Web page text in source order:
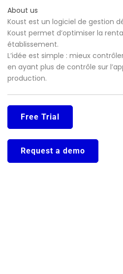
About us
Koust est un logiciel de gestion
Koust permet d’optimiser la
établissement.
L’idée est simple : mieux
en ayant plus de contrôle sur
production.
Free Trial
Request a demo